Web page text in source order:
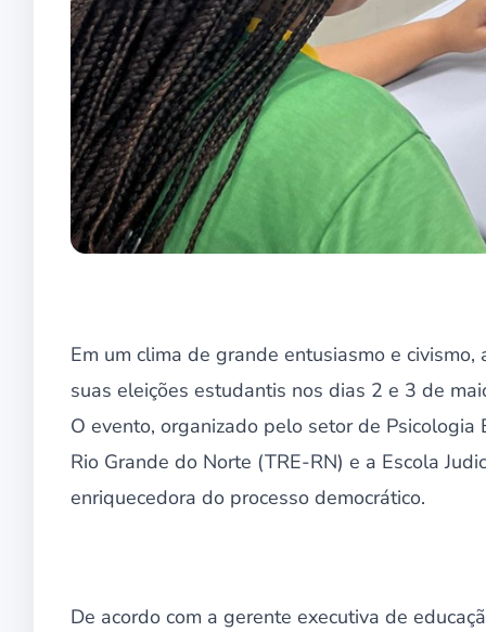
Em um clima de grande entusiasmo e
suas eleições estudantis nos dias 2 e 3 de
O evento, organizado pelo setor de
Rio Grande do Norte (TRE-RN) e a Escola
enriquecedora do processo democrático.
De acordo com a gerente executiva de